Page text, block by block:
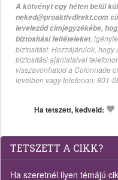
A kötvényt egy héten belül
neked@proaktivdirekt.com
leveleződ címjegyzékébe,
biztosítási feltételeket,
biztosítást. Hozzájárulok,
biztosítási ajánlataival
visszavonhatod a Colonnade
levélben vagy telefonon: 801-
Ha tetszett, kedveld:
TETSZETT A CIKK?
Ha szeretnél ilyen témájú